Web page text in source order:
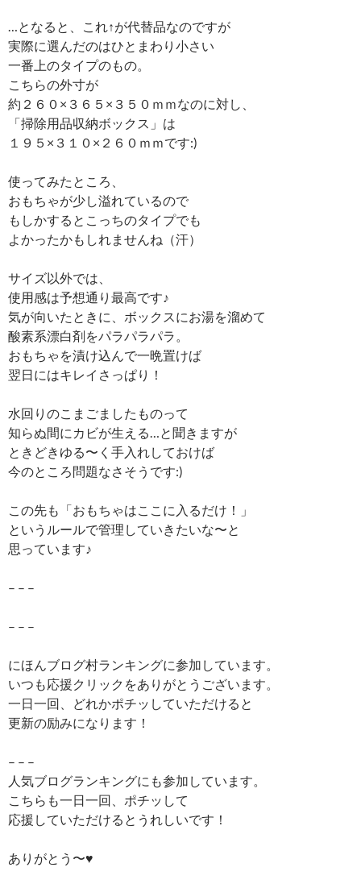
…となると、これ↑が代替品なのですが
実際に選んだのはひとまわり小さい
一番上のタイプのもの。
こちらの外寸が
約２６０×３６５×３５０ｍｍなのに対し、
「掃除用品収納ボックス」は
１９５×３１０×２６０ｍｍです:)
使ってみたところ、
おもちゃが少し溢れているので
もしかするとこっちのタイプでも
よかったかもしれませんね（汗）
サイズ以外では、
使用感は予想通り最高です♪
気が向いたときに、ボックスにお湯を溜めて
酸素系漂白剤をパラパラパラ。
おもちゃを漬け込んで一晩置けば
翌日にはキレイさっぱり！
水回りのこまごましたものって
知らぬ間にカビが生える…と聞きますが
ときどきゆる〜く手入れしておけば
今のところ問題なさそうです:)
この先も「おもちゃはここに入るだけ！」
というルールで管理していきたいな〜と
思っています♪
– – –
– – –
にほんブログ村ランキングに参加しています。
いつも応援クリックをありがとうございます。
一日一回、どれかポチッしていただけると
更新の励みになります！
– – –
人気ブログランキングにも参加しています。
こちらも一日一回、ポチッして
応援していただけるとうれしいです！
ありがとう〜♥